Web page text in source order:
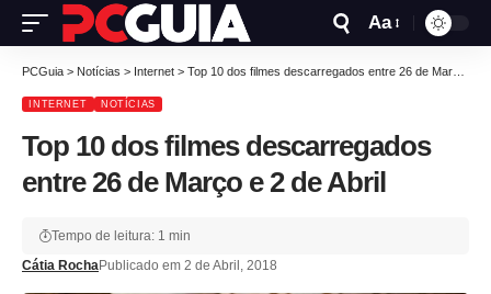
Aa
PCGuia > Notícias > Internet > Top 10 dos filmes descarregados entre 26 de Março e 2 de Abril
INTERNET NOTÍCIAS
Top 10 dos filmes descarregados
entre 26 de Março e 2 de Abril
Cátia RochaPublicado em 2 de Abril, 2018
Tempo de leitura: 1 min